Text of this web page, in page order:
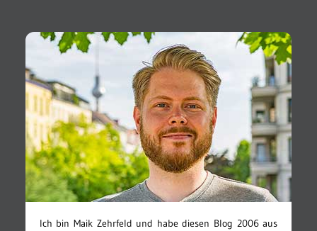
Ich bin Maik Zehrfeld und habe diesen Blog 2006 aus